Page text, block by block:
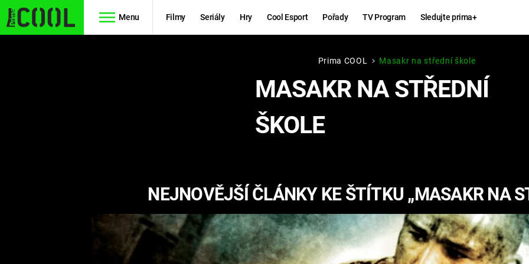
Menu Filmy Seriály Hry Cool Esport Pořady TV Program Sledujte prima+
PREDÁTOR
Hry
DELIVERANCE
ESPORT
Zábava
CHUCK
NORRIS
Prima COOL Masakr na střední škole
MASAKR NA STŘEDNÍ
ŠKOLE
NEJNOVĚJŠÍ ČLÁNKY KE ŠTÍTKU „MASAKR NA